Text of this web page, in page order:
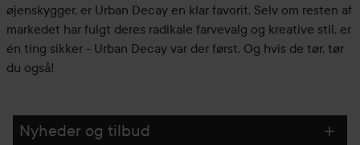
øjenskygger, er Urban Decay en klar favorit. Selv om resten af
markedet har fulgt deres radikale farvevalg og kreative stil, er
én ting sikker - Urban Decay var der først. Og hvis de tør, tør
du også!
Nyheder og tilbud